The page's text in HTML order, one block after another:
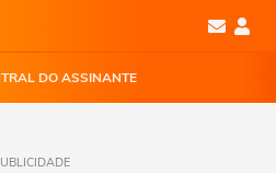
DO ASSINANTE